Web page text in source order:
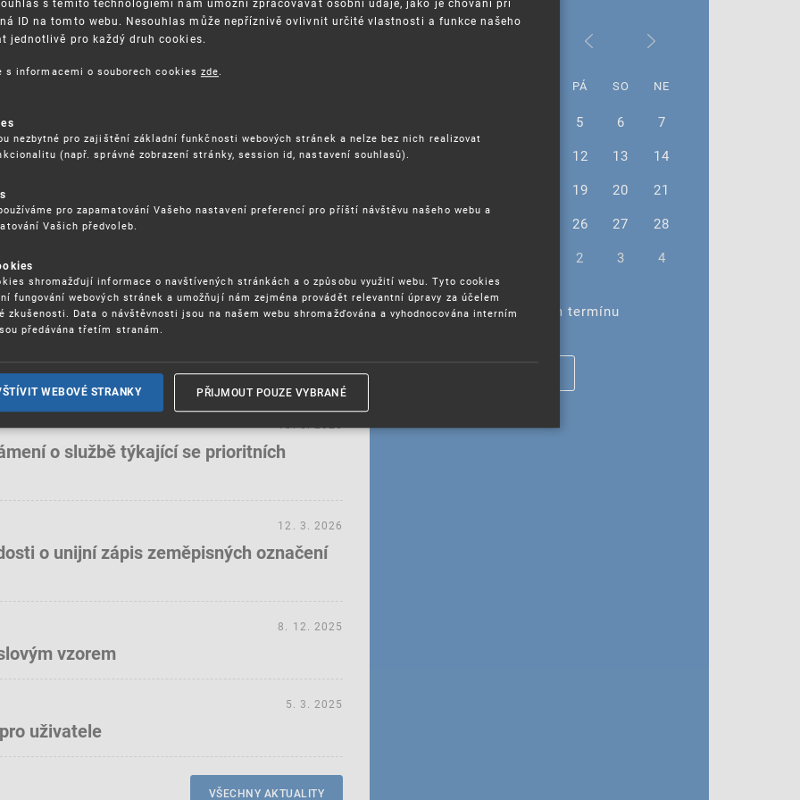
služeb - 5.8.2026
jinak (aneb když se značky hádají
17. 9. 2026
tržištích nacházejících se mimo
porušování IPR
a vymáhání IPR ve třetích zemích
o službě týkající se prioritních
18. 5. 2026
o unijní zápis zeměpisných označení
12. 3. 2026
vzorem
8. 12. 2025
uživatele
5. 3. 2025
VŠECHNY AKTUALITY
PÁ SO NE
5 6
7
12 13
14
19 20
21
26 27
28
2 3 4
Žádné akce ve vybraném termínu
ID na tomto webu. Nesouhlas může nepříznivě ovlivnit určité vlastnosti a funkce našeho
jednotlivě pro každý druh cookies.
s informacemi o souborech cookies zde
nezbytné pro zajištění základní funkčnosti webových stránek a nelze bez nich realizovat
(např. správné zobrazení stránky, session id, nastavení souhlasů).
pro zapamatování Vašeho nastavení preferencí pro příští návštěvu našeho webu a
Vašich předvoleb.
shromažďují informace o navštívených stránkách a o způsobu využití webu. Tyto cookies
fungování webových stránek a umožňují nám zejména provádět relevantní úpravy za účelem
zkušenosti. Data o návštěvnosti jsou na našem webu shromažďována a vyhodnocována interním
předávána třetím stranám.
WEBOVÉ STRANKY PŘIJMOUT POUZE VYBRANÉ